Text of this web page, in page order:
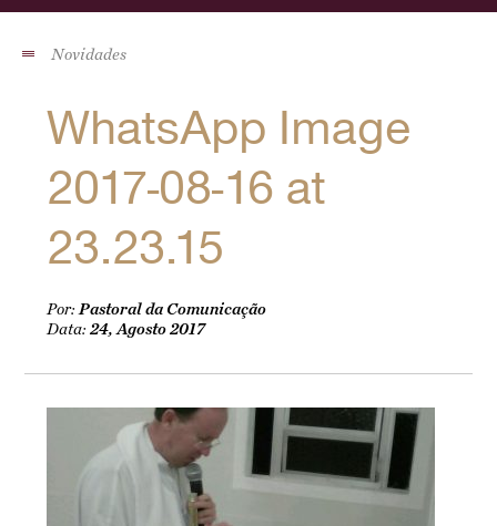
Novidades
WhatsApp Image
2017-08-16 at
23.23.15
Por:Pastoral da Comunicação
Data:24, Agosto 2017